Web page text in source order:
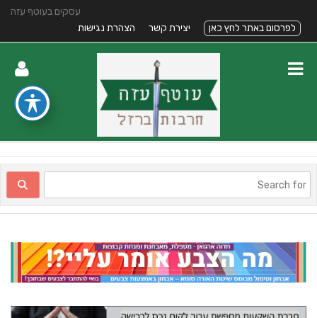
עסקים בעוטף עזה
לפרסום באתר לחץ כאן
יצירת קשר הצהרת נגישות